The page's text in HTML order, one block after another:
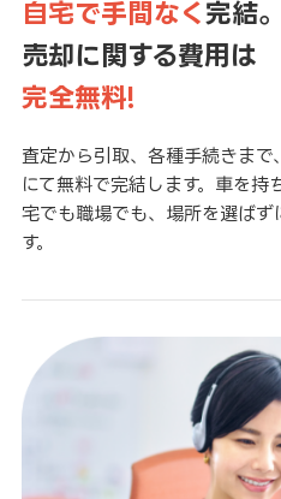
自宅で手間なく 完結。
売却に関する費用は
完全無料!
査定から引取、各種手続きま
にて無料で完結します。車を持
宅でも職場でも、場所を選ばず
す。